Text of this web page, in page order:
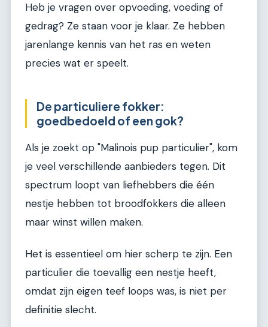
Heb je vragen over opvoeding, voeding of
gedrag? Ze staan voor je klaar. Ze hebben
jarenlange kennis van het ras en weten
precies wat er speelt.
De particuliere fokker:
goedbedoeld of een gok?
Als je zoekt op "Malinois pup particulier", kom
je veel verschillende aanbieders tegen. Dit
spectrum loopt van liefhebbers die één
nestje hebben tot broodfokkers die alleen
maar winst willen maken.
Het is essentieel om hier scherp te zijn. Een
particulier die toevallig een nestje heeft,
omdat zijn eigen teef loops was, is niet per
definitie slecht.